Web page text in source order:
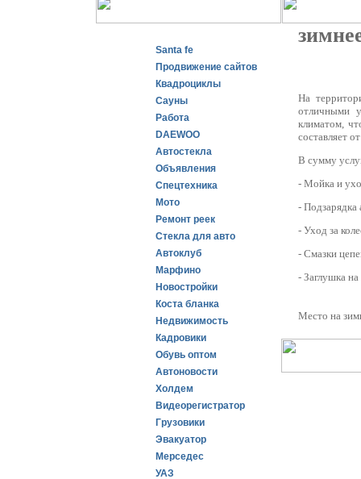
Santa fe
Продвижение сайтов
Квадроциклы
Сауны
Работа
DAEWOO
Автостекла
Объявления
Спецтехника
Мото
Ремонт реек
Стекла для авто
Автоклуб
Марфино
Новостройки
Коста бланка
Недвижимость
Кадровики
Обувь оптом
Автоновости
Холдем
Видеорегистратор
Грузовики
Эвакуатор
Мерседес
УАЗ
На
отличными
климатом,
составляет
В сумму
- Мойка и
- Подзарядка
- Уход за
- Смазки
- Заглушка
Место на